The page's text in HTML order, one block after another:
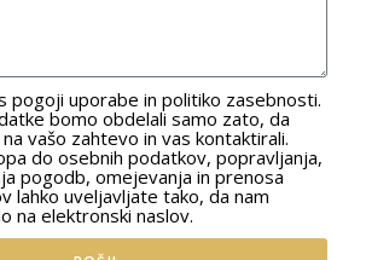
pogoji uporabe in politiko zasebnosti.
bomo obdelali samo zato, da
vašo zahtevo in vas kontaktirali.
do osebnih podatkov, popravljanja,
pogodb, omejevanja in prenosa
lahko uveljavljate tako, da nam
na elektronski naslov.